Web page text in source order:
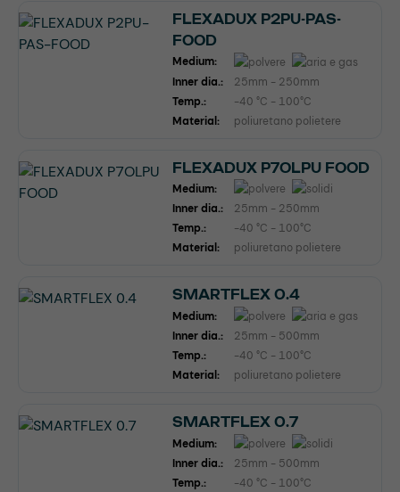
FLEXADUX P2PU-PAS-
FOOD
Medium:
Inner dia.:
25mm - 250mm
Temp.:
-40 °C - 100°C
Material:
poliuretano polietere
FLEXADUX P7OLPU FOOD
Medium:
Inner dia.:
25mm - 250mm
Temp.:
-40 °C - 100°C
Material:
poliuretano polietere
SMARTFLEX 0.4
Medium:
Inner dia.:
25mm - 500mm
Temp.:
-40 °C - 100°C
Material:
poliuretano polietere
SMARTFLEX 0.7
Medium:
Inner dia.:
25mm - 500mm
Temp.:
-40 °C - 100°C